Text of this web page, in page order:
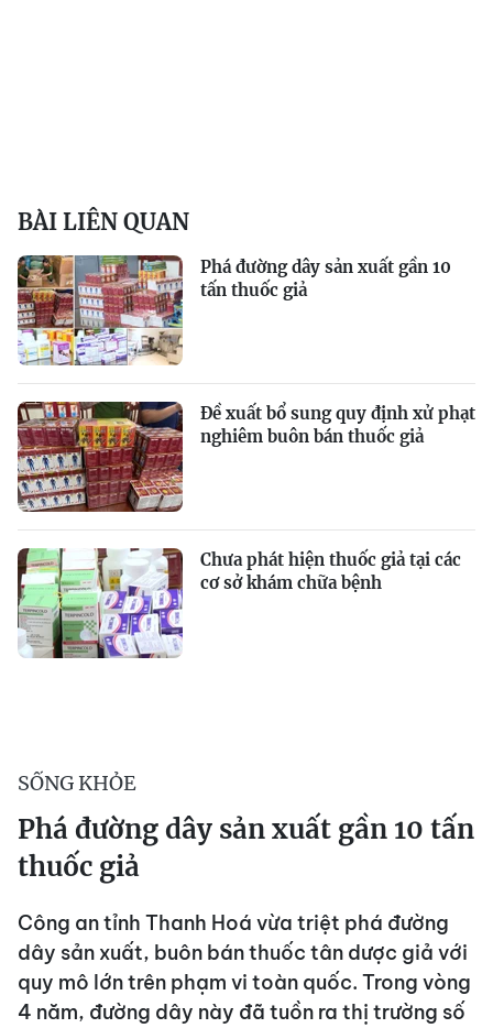
BÀI LIÊN QUAN
Phá đường dây sản xuất gần 10
tấn thuốc giả
Đề xuất bổ sung quy định xử phạt
nghiêm buôn bán thuốc giả
Chưa phát hiện thuốc giả tại các
cơ sở khám chữa bệnh
SỐNG KHỎE
Phá đường dây sản xuất gần 10 tấn
thuốc giả
Công an tỉnh Thanh Hoá vừa triệt phá đường
dây sản xuất, buôn bán thuốc tân dược giả với
quy mô lớn trên phạm vi toàn quốc. Trong vòng
4 năm, đường dây này đã tuồn ra thị trường số